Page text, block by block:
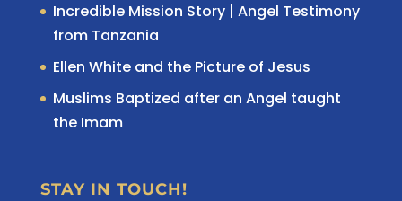
Incredible Mission Story | Angel Testimony
from Tanzania
Ellen White and the Picture of Jesus
Muslims Baptized after an Angel taught
the Imam
STAY IN TOUCH!